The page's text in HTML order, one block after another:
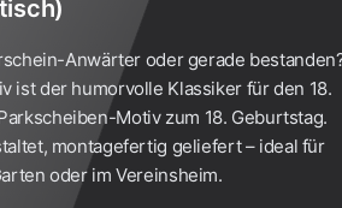
Anwärter oder gerade
ist der humorvolle Klassiker für den 18.
Motiv zum 18. Geburtstag.
montagefertig geliefert – ideal für
oder im Vereinsheim.